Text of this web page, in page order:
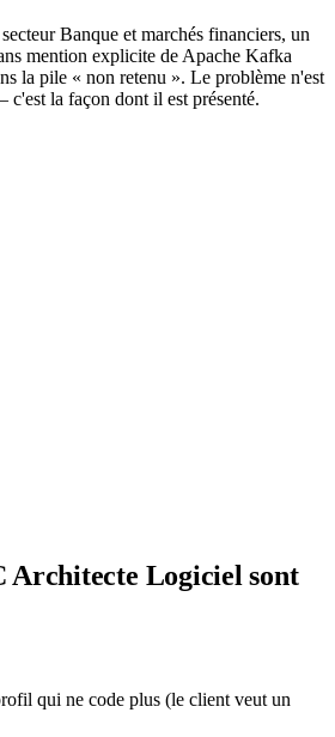
Banque et marchés financiers, un
mention explicite de Apache Kafka
la pile « non retenu ». Le problème n'est
la façon dont il est présenté.
Architecte Logiciel sont
qui ne code plus (le client veut un